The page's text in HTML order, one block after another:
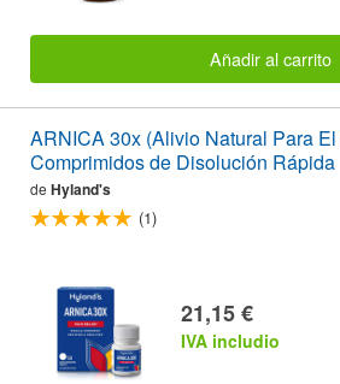
Añadir al carrito
ARNICA 30x (Alivio Natural Para
Comprimidos de Disolución Rápida
de Hyland's
(1)
21,15 €
IVA includio